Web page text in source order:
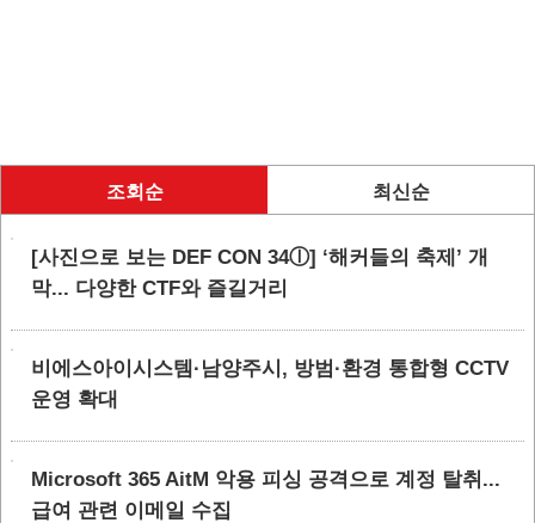
조회순 최신순
[사진으로 보는 DEF CON 34ⓛ] ‘해커들의 축제’ 개
막... 다양한 CTF와 즐길거리
비에스아이시스템·남양주시, 방범·환경 통합형 CCTV
운영 확대
Microsoft 365 AitM 악용 피싱 공격으로 계정 탈취...
급여 관련 이메일 수집